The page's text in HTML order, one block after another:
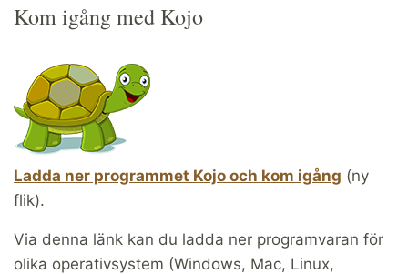
Kom igång med Kojo
Ladda ner programmet Kojo och kom igång (ny
flik).
Via denna länk kan du ladda ner programvaran för
olika operativsystem (Windows, Mac, Linux,